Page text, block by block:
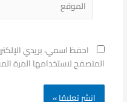
احفظ اسمي، بريدي
المتصفح لاستخدامها المرة